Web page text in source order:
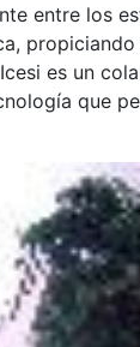
entre los
es un
que